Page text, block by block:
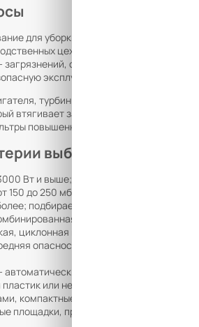
для уборки после монтажных и
цехах, сервисных
с которыми бытовая
эксплуатацию в условиях
турбины всасывания,
втягивает загрязнения в
повышенной износостойкости
выбора
Вт и выше; определяет
150 до 250 мбар; чем выше значение,
подбирается под интенсивность
модели с функцией
циклонная или многоступенчатая;
опасность, бетонная и древесная
автоматический запуск пылесоса при
или нержавеющая сталь;
компактные размеры для работы в
площадки, производственные цеха,